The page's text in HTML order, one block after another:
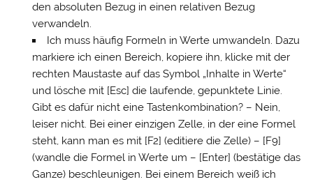
den absoluten Bezug in einen relativen Bezug
verwandeln.
Ich muss häufig Formeln in Werte umwandeln. Dazu
markiere ich einen Bereich, kopiere ihn, klicke mit der
rechten Maustaste auf das Symbol „Inhalte in Werte“
und lösche mit [Esc] die laufende, gepunktete Linie.
Gibt es dafür nicht eine Tastenkombination? – Nein,
leiser nicht. Bei einer einzigen Zelle, in der eine Formel
steht, kann man es mit [F2] (editiere die Zelle) – [F9]
(wandle die Formel in Werte um – [Enter] (bestätige das
Ganze) beschleunigen. Bei einem Bereich weiß ich